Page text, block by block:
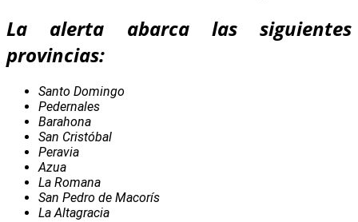
La alerta abarca las siguientes
provincias:
Santo Domingo
Pedernales
Barahona
San Cristóbal
Peravia
Azua
La Romana
San Pedro de Macorís
La Altagracia